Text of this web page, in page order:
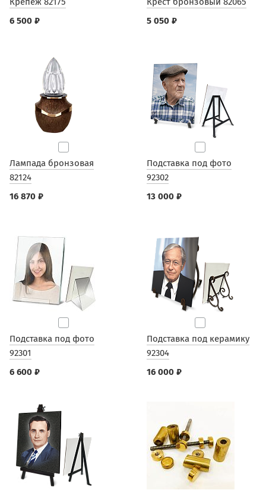
6 500 ₽
5 050 ₽
Лампада бронзовая
82124
16 870 ₽
Подставка под фото
92302
13 000 ₽
Подставка под фото
92301
6 600 ₽
Подставка под керамику
92304
16 000 ₽